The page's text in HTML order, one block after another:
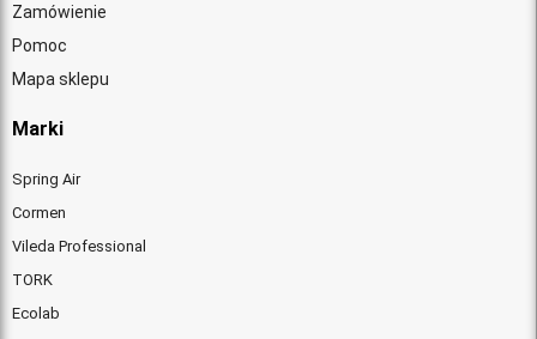
Zamówienie
Pomoc
Mapa sklepu
Marki
Spring Air
Cormen
Vileda Professional
TORK
Ecolab